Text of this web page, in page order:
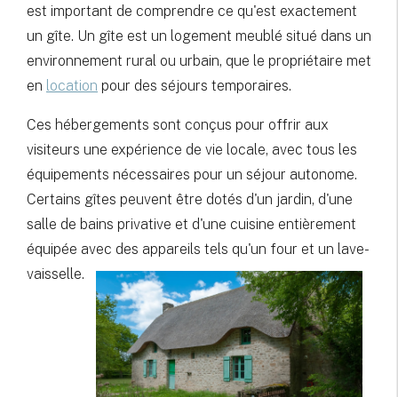
est important de comprendre ce qu'est exactement
un gîte. Un gîte est un logement meublé situé dans un
environnement rural ou urbain, que le propriétaire met
en location pour des séjours temporaires.
Ces hébergements sont conçus pour offrir aux
visiteurs une expérience de vie locale, avec tous les
équipements nécessaires pour un séjour autonome.
Certains gîtes peuvent être dotés d'un jardin, d'une
salle de bains privative et d'une cuisine entièrement
équipée avec des appareils tels qu'un four et un lave-
vaisselle.